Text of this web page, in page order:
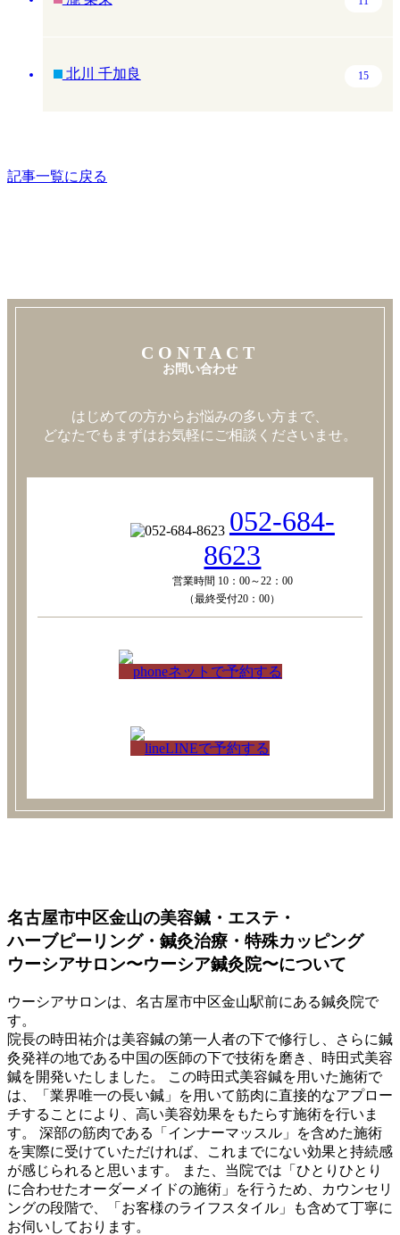
北川 千加良 15
記事一覧に戻る
CONTACT
お問い合わせ
はじめての方からお悩みの多い方まで、
どなたでもまずはお気軽にご相談くださいませ。
052-684-
8623
営業時間 10：00～22：00
（最終受付20：00）
ネットで予約する
LINEで予約する
名古屋市中区金山の美容鍼・エステ・
ハーブピーリング・鍼灸治療・特殊カッピング
ウーシアサロン〜ウーシア鍼灸院〜について
ウーシアサロンは、名古屋市中区金山駅前にある鍼灸院で
す。
院長の時田祐介は美容鍼の第一人者の下で修行し、さらに鍼
灸発祥の地である中国の医師の下で技術を磨き、時田式美容
鍼を開発いたしました。 この時田式美容鍼を用いた施術で
は、「業界唯一の長い鍼」を用いて筋肉に直接的なアプロー
チすることにより、高い美容効果をもたらす施術を行いま
す。 深部の筋肉である「インナーマッスル」を含めた施術
を実際に受けていただければ、これまでにない効果と持続感
が感じられると思います。 また、当院では「ひとりひとり
に合わせたオーダーメイドの施術」を行うため、カウンセリ
ングの段階で、「お客様のライフスタイル」も含めて丁寧に
お伺いしております。